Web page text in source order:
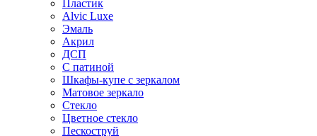
Пластик
Alvic Luxe
Эмаль
Акрил
ДСП
С патиной
Шкафы-купе с зеркалом
Матовое зеркало
Стекло
Цветное стекло
Пескоструй